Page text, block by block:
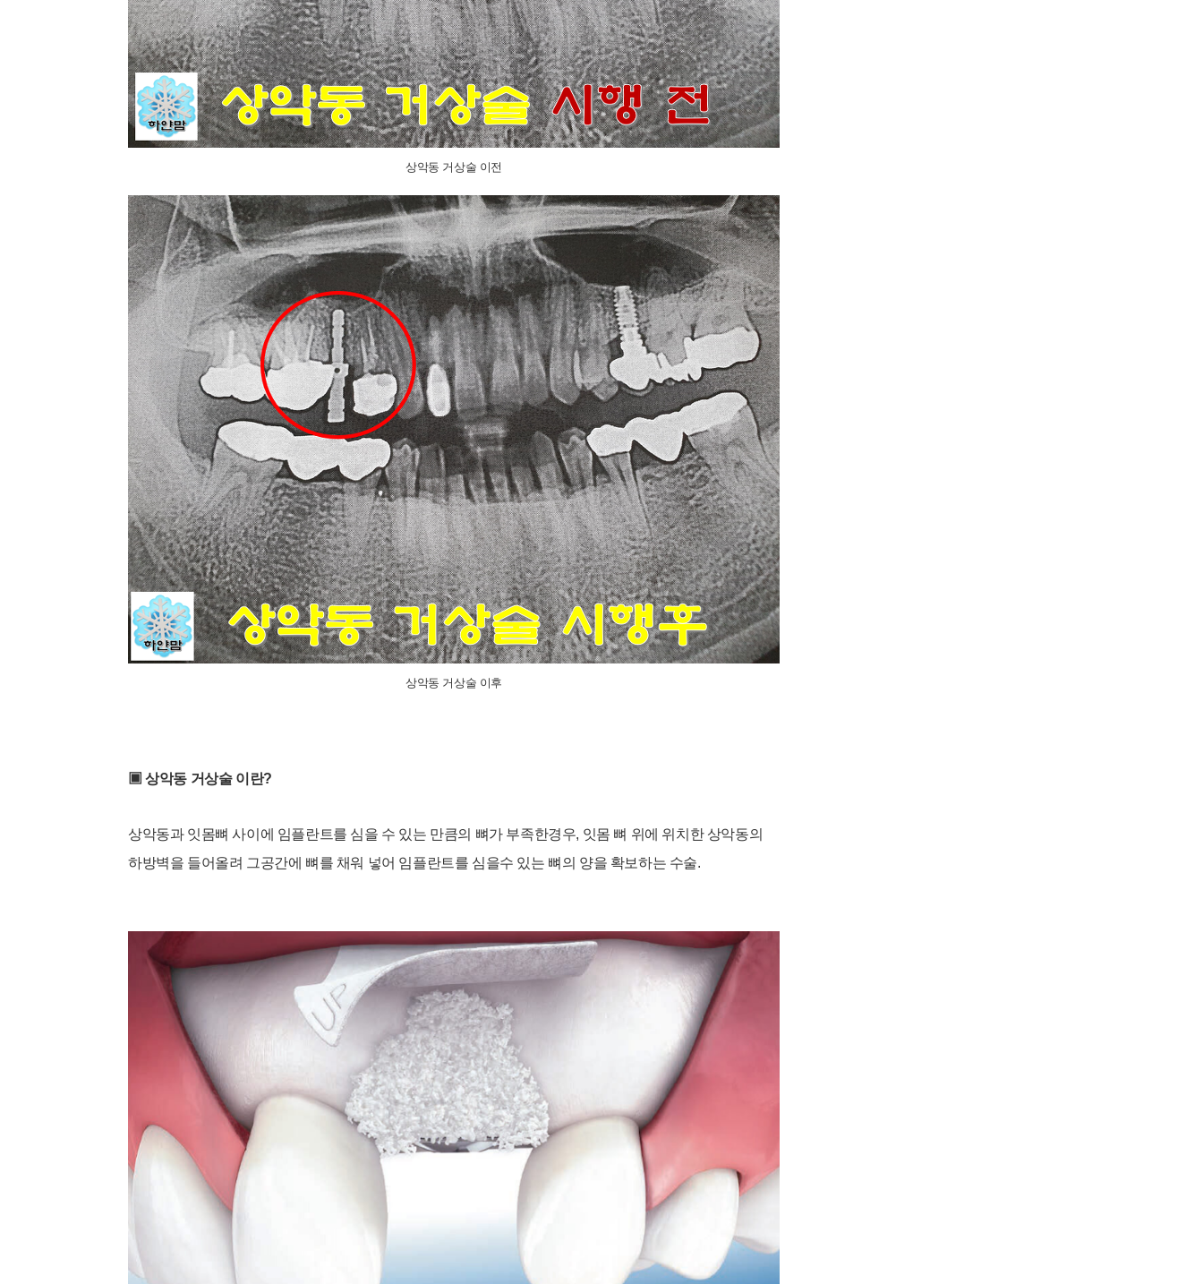
상악동 거상술 이전
상악동 거상술 이후
▣상악동 거상술 이란?
상악동과 잇몸뼈 사이에 임플란트를 심을 수 있는 만큼의 뼈가 부족한경우, 잇몸 뼈 위에 위치한 상악동의
하방벽을 들어올려 그공간에 뼈를 채워 넣어 임플란트를 심을수 있는 뼈의 양을 확보하는 수술.